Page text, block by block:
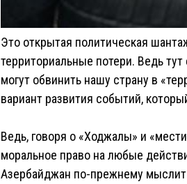
Это открытая политическая
территориальные потери. Ведь
могут обвинить нашу страну в
вариант развития событий,
Ведь, говоря о «Ходжалы» и
моральное право на любые
Азербайджан по-прежнему мыслит